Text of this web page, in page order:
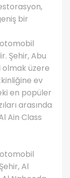
bir
otomobil
Şehir, Abu
olmak üzere
ev
en popüler
arasında
Ain Class
Al